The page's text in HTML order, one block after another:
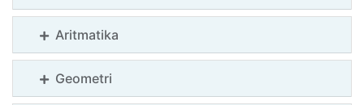
SMA
Geografi
Aritmatika
Geometri